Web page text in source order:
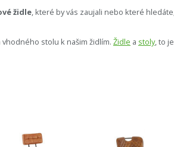
židle , které by vás zaujali nebo které hledáte,
stolu k našim židlím. Židle a stoly, to je